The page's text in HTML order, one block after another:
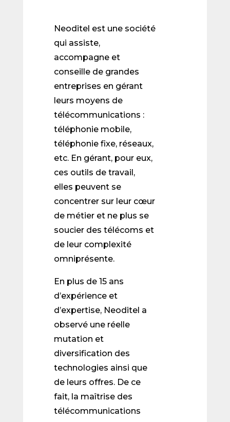
Neoditel est une société
qui assiste,
accompagne et
conseille de grandes
entreprises en gérant
leurs moyens de
télécommunications :
téléphonie mobile,
téléphonie fixe, réseaux,
etc. En gérant, pour eux,
ces outils de travail,
elles peuvent se
concentrer sur leur cœur
de métier et ne plus se
soucier des télécoms et
de leur complexité
omniprésente.
En plus de 15 ans
d’expérience et
d’expertise, Neoditel a
observé une réelle
mutation et
diversification des
technologies ainsi que
de leurs offres. De ce
fait, la maîtrise des
télécommunications